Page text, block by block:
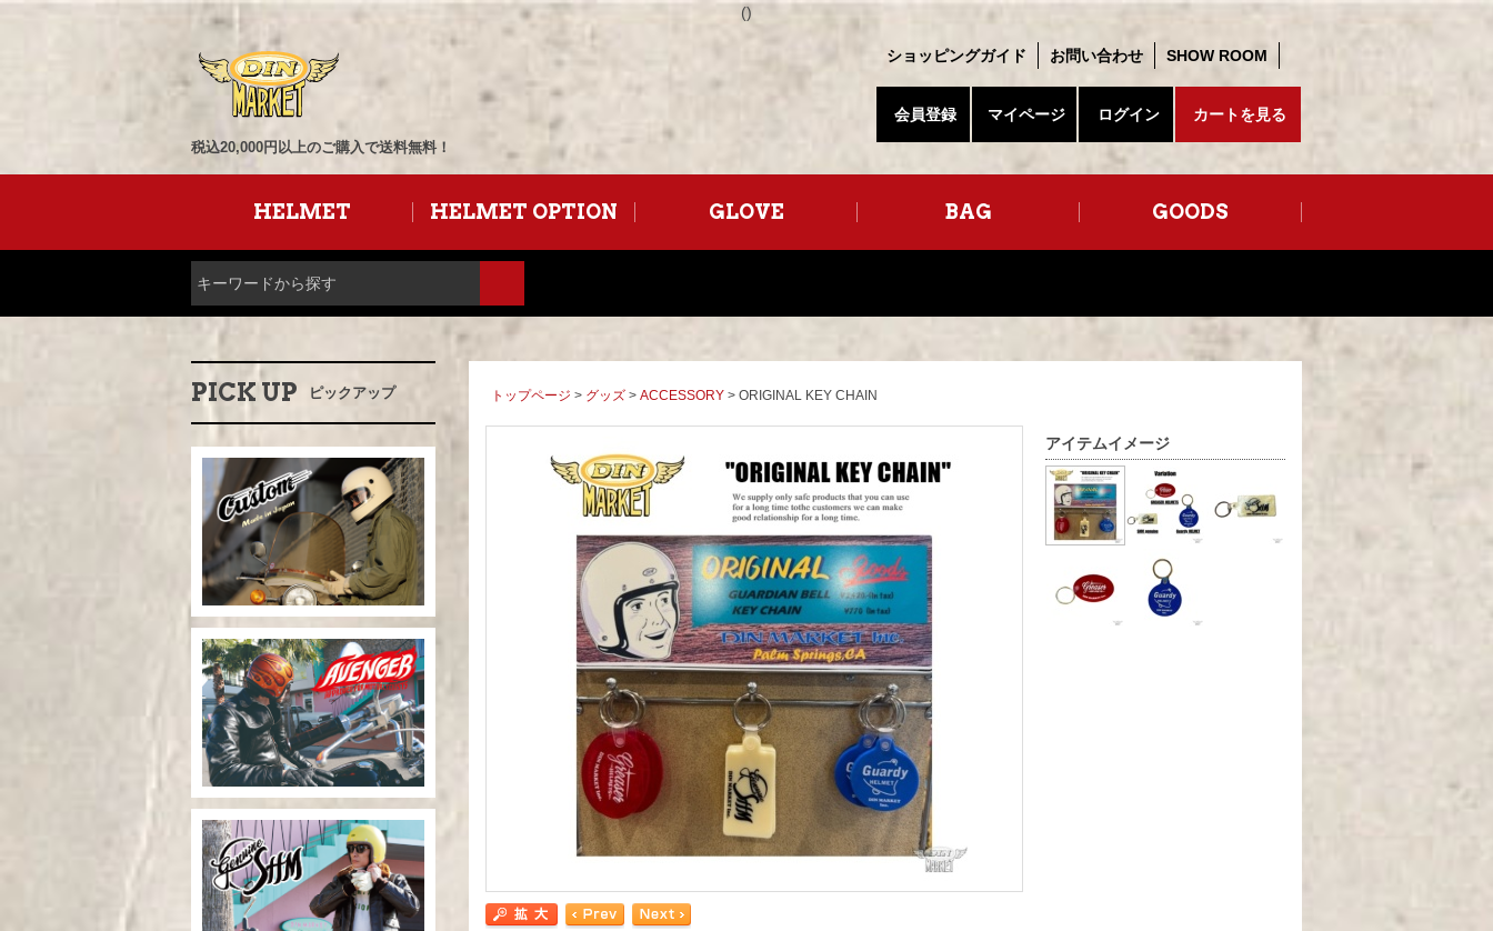
()
税込20,000円以上のご購入で送料無料！
ショッピングガイド お問い合わせ SHOW ROOM
会員登録 マイページ ログイン カートを見る
HELMET HELMET OPTION GLOVE BAG GOODS
PICK UP ピックアップ トップページ > グッズ > ACCESSORY > ORIGINAL KEY CHAIN
アイテムイメージ